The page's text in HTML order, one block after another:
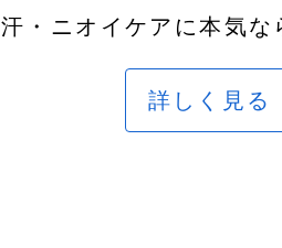
汗・ニオイケアに本気な
詳しく見る